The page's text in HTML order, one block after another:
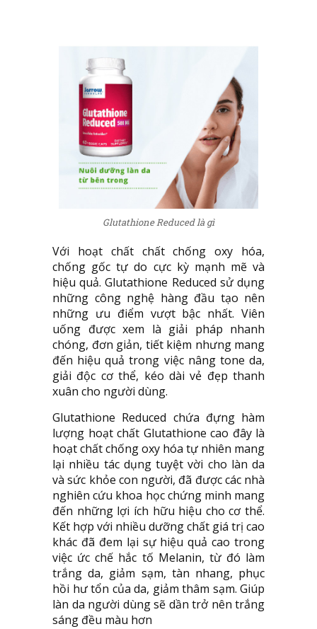
Glutathione Reduced là gì
Với hoạt chất chất chống oxy hóa,
chống gốc tự do cực kỳ mạnh mẽ và
hiệu quả. Glutathione Reduced sử dụng
những công nghệ hàng đầu tạo nên
những ưu điểm vượt bậc nhất. Viên
uống được xem là giải pháp nhanh
chóng, đơn giản, tiết kiệm nhưng mang
đến hiệu quả trong việc nâng tone da,
giải độc cơ thể, kéo dài vẻ đẹp thanh
xuân cho người dùng.
Glutathione Reduced chứa đựng hàm
lượng hoạt chất Glutathione cao đây là
hoạt chất chống oxy hóa tự nhiên mang
lại nhiều tác dụng tuyệt vời cho làn da
và sức khỏe con người, đã được các nhà
nghiên cứu khoa học chứng minh mang
đến những lợi ích hữu hiệu cho cơ thể.
Kết hợp với nhiều dưỡng chất giá trị cao
khác đã đem lại sự hiệu quả cao trong
việc ức chế hắc tố Melanin, từ đó làm
trắng da, giảm sạm, tàn nhang, phục
hồi hư tổn của da, giảm thâm sạm. Giúp
làn da người dùng sẽ dần trở nên trắng
sáng đều màu hơn